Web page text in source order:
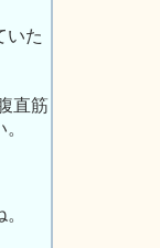
いた
直筋